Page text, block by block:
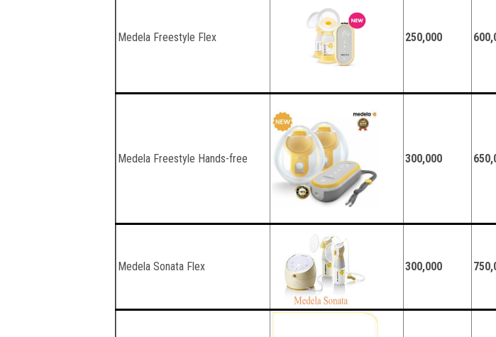
Medela Freestyle Flex 250,000
Medela Freestyle Hands-free 300,000
Medela Sonata Flex 300,000